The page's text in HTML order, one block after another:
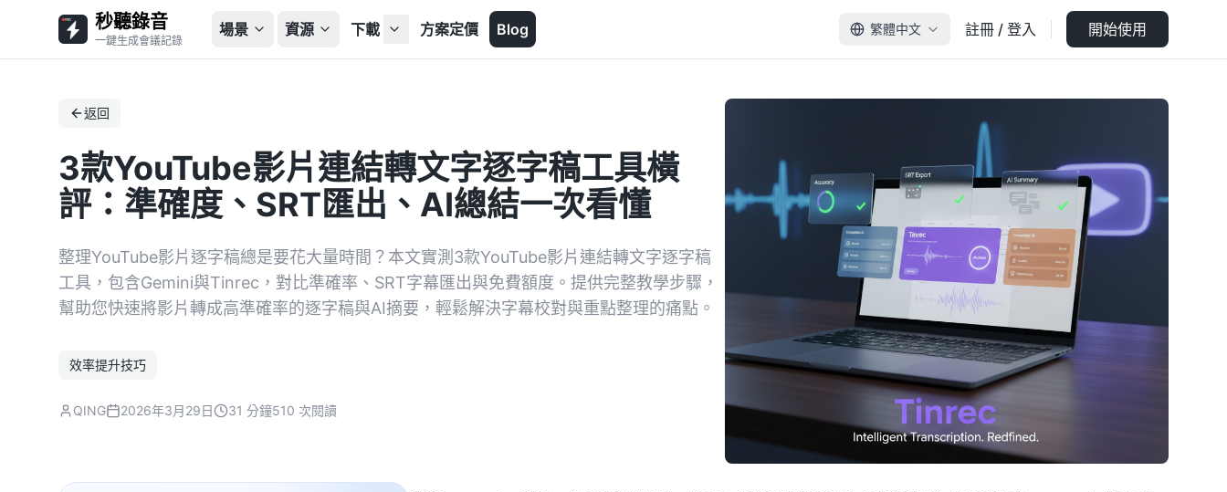
秒聽錄音
一鍵生成會議記錄
場景 資源 下載 方案定價 Blog 繁體中文 註冊 / 登入 開始使用
返回
3款YouTube影片連結轉文字逐字稿工具橫
評：準確度、SRT匯出、AI總結一次看懂
整理YouTube影片逐字稿總是要花大量時間？本文實測3款YouTube影片連結轉文字逐字稿
工具，包含Gemini與Tinrec，對比準確率、SRT字幕匯出與免費額度。提供完整教學步驟，
幫助您快速將影片轉成高準確率的逐字稿與AI摘要，輕鬆解決字幕校對與重點整理的痛點。
效率提升技巧
QING 2026年3月29日 31 分鐘510 次閱讀